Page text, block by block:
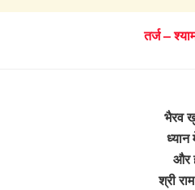
तर्ज –
भैरव
ध्यान
और
श्री